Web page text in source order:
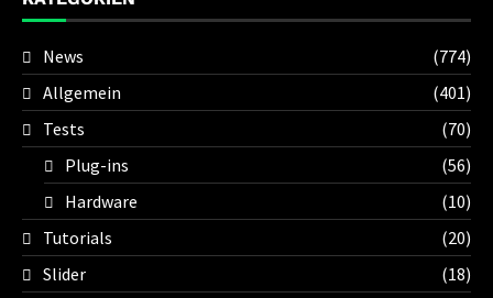
News
(774)
Allgemein
(401)
Tests
(70)
Plug-ins
(56)
Hardware
(10)
Tutorials
(20)
Slider
(18)